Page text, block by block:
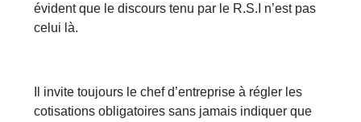
évident que le discours tenu par le R.S.I n’est pas
celui là.
Il invite toujours le chef d’entreprise à régler les
cotisations obligatoires sans jamais indiquer que